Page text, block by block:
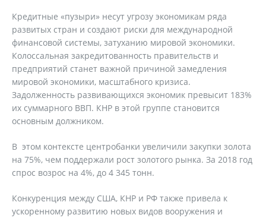
Кредитные «пузыри» несут угрозу экономикам ряда
развитых стран и создают риски для международной
финансовой системы, затуханию мировой экономики.
Колоссальная закредитованность правительств и
предприятий станет важной причиной замедления
мировой экономики, масштабного кризиса.
Задолженность развивающихся экономик превысит 183%
их суммарного ВВП. КНР в этой группе становится
основным должником.
В этом контексте центробанки увеличили закупки золота
на 75%, чем поддержали рост золотого рынка. За 2018 год
спрос возрос на 4%, до 4 345 тонн.
Конкуренция между США, КНР и РФ также привела к
ускоренному развитию новых видов вооружения и